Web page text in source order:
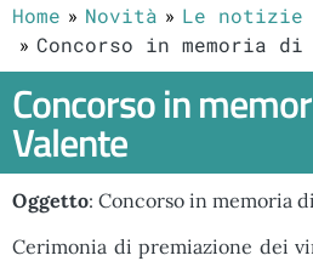
Home Novità
Le notizie
Concorso in memoria
Concorso in
Valente
Oggetto: Concorso in memoria
Cerimonia di premiazione dei